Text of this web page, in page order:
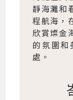
靜海灘和
程航海，
欣賞燦金
的氛圍
處。